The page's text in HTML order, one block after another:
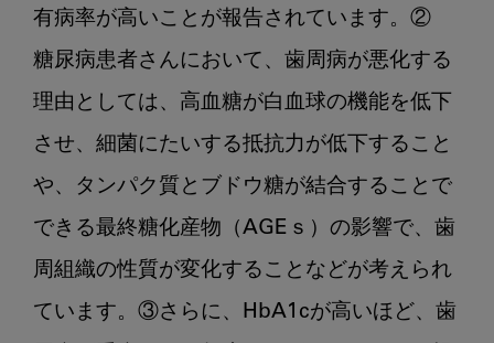
有病率が高いことが報告されています。②
糖尿病患者さんにおいて、歯周病が悪化する
理由としては、高血糖が白血球の機能を低下
させ、細菌にたいする抵抗力が低下すること
や、タンパク質とブドウ糖が結合することで
できる最終糖化産物（AGEｓ）の影響で、歯
周組織の性質が変化することなどが考えられ
ています。③さらに、HbA1cが高いほど、歯